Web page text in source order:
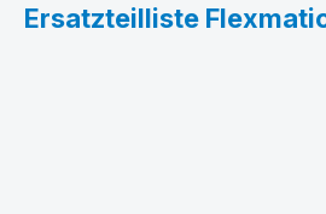
Ersatzteilliste